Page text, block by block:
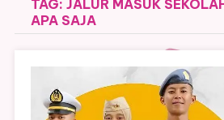
TAG: JALUR MASUK
APA SAJA